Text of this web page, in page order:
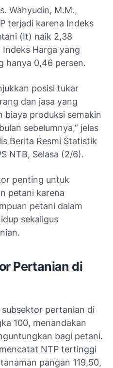
Wahyudin, M.M.,
terjadi karena Indeks
(It) naik 2,38
Harga yang
hanya 0,46 persen.
posisi tukar
dan jasa yang
biaya produksi semakin
sebelumnya,” jelas
Berita Resmi Statistik
NTB, Selasa (2/6).
penting untuk
petani karena
petani dalam
sekaligus
Pertanian di
subsektor pertanian di
100, menandakan
bagi petani.
NTP tertinggi
pangan 119,50,